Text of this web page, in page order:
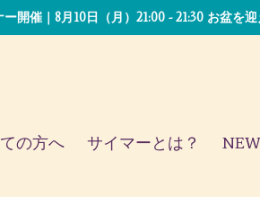
開催｜8月10日（月）21:00 - 21:30 お盆を
の方へ サイマーとは？